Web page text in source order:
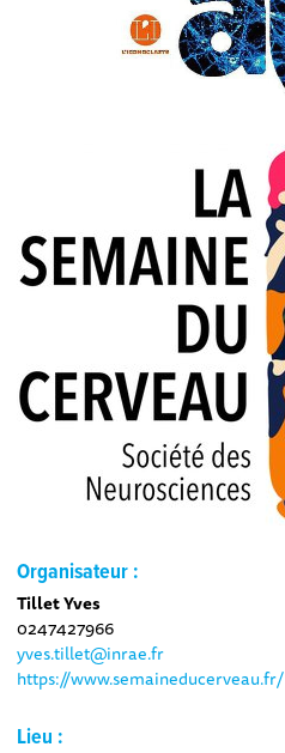
Organisateur :
Tillet Yves
0247427966
yves.tillet@inrae.fr
https://www.semaineducerveau.fr/
Lieu :